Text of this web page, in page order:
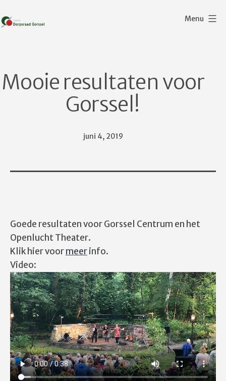
naar
Menu
Mooie resultaten voor
Gorssel!
Gepubliceerd
juni 4, 2019
Goede resultaten voor Gorssel Centrum en het
Openlucht Theater.
Klik hier voormeerinfo.
Video: